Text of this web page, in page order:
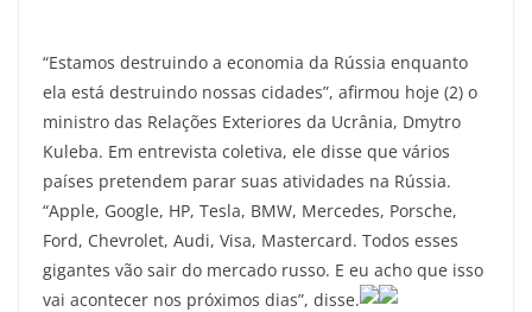
“Estamos destruindo a economia da Rússia enquanto
ela está destruindo nossas cidades”, afirmou hoje (2) o
ministro das Relações Exteriores da Ucrânia, Dmytro
Kuleba. Em entrevista coletiva, ele disse que vários
países pretendem parar suas atividades na Rússia.
“Apple, Google, HP, Tesla, BMW, Mercedes, Porsche,
Ford, Chevrolet, Audi, Visa, Mastercard. Todos esses
gigantes vão sair do mercado russo. E eu acho que isso
vai acontecer nos próximos dias”, disse.